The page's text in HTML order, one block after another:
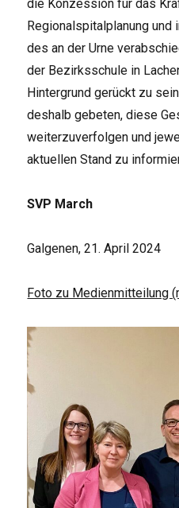
die Konzession für das
Regionalspitalplanung und
des an der Urne
der Bezirksschule in
Hintergrund gerückt zu
deshalb gebeten, diese
weiterzuverfolgen und
aktuellen Stand zu
SVP March
Galgenen, 21. April 2024
Foto zu Medienmitteilung